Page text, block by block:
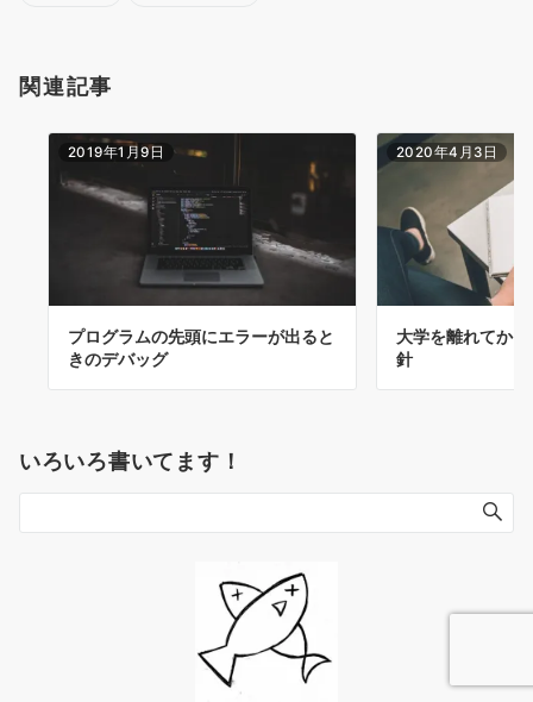
関連記事
2019年1月9日
プログラムの先頭にエラーが出ると
きのデバッグ
2020年4月3日
大学を離れてか
針
いろいろ書いてます！